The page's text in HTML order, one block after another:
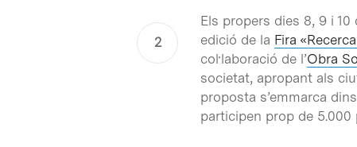
Els propers dies 8, 9 i 10
edició de la Fira
col·laboració de l’Obra
societat, apropant als
proposta s’emmarca
participen prop de 5.000